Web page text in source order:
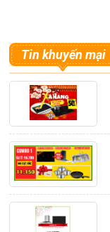
Tin khuyến mại